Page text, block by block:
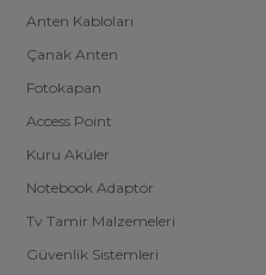
Anten Kabloları
Çanak Anten
Fotokapan
Access Point
Kuru Aküler
Notebook Adaptör
Tv Tamir Malzemeleri
Güvenlik Sistemleri